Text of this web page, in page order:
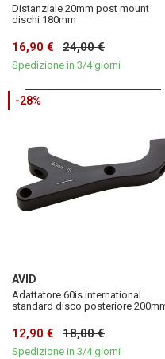
Distanziale 20mm post mount
dischi 180mm
16,90 € 24,00 €
Spedizione in 3/4 giorni
-28%
AVID
Adattatore 60is international
standard disco posteriore
12,90 € 18,00 €
Spedizione in 3/4 giorni